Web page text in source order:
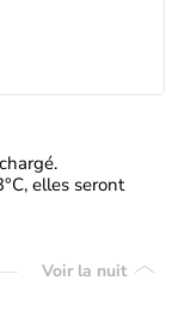
elles seront
Voir la nuit